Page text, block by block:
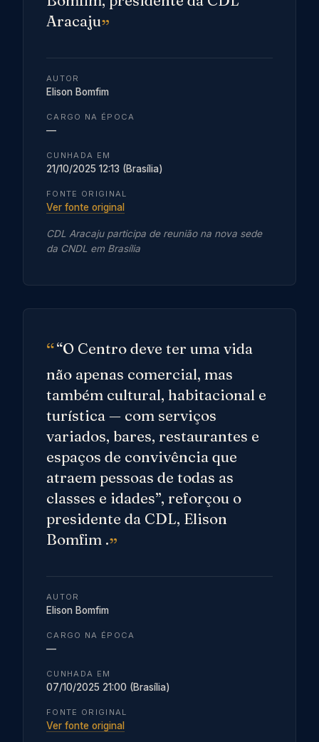
Aracaju
AUTOR
Elison Bomfim
CARGO NA ÉPOCA
—
CUNHADA EM
21/10/2025 12:13 (Brasília)
FONTE ORIGINAL
Ver fonte original
CDL Aracaju participa de reunião na nova sede
da CNDL em Brasília
“O Centro deve ter uma vida
não apenas comercial, mas
também cultural, habitacional e
turística — com serviços
variados, bares, restaurantes e
espaços de convivência que
atraem pessoas de todas as
classes e idades”, reforçou o
presidente da CDL, Elison
Bomfim .
AUTOR
Elison Bomfim
CARGO NA ÉPOCA
—
CUNHADA EM
07/10/2025 21:00 (Brasília)
FONTE ORIGINAL
Ver fonte original